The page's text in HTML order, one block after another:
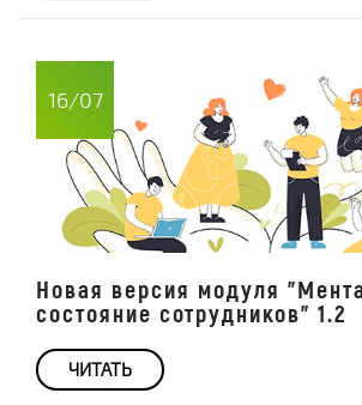
16/07
Новая версия модуля
состояние сотрудников" 1.2
ЧИТАТЬ